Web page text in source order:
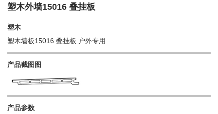
塑木外墙15016 叠挂板
塑木
塑木墙板15016 叠挂板 户外专用
产品截图图
产品参数